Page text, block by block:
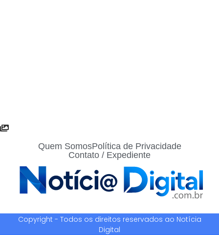
Quem SomosPolítica de Privacidade
Contato / Expediente
Copyright - Todos os direitos reservados ao Notícia
Digital